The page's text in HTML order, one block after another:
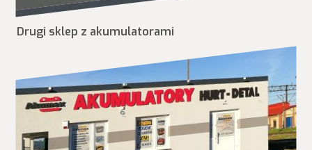
Drugi sklep z akumulatorami